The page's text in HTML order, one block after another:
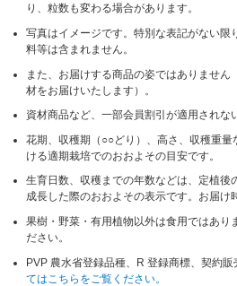
り、粒数も変わる場合があります。
写真はイメージです。特別な表記がない限
料等は含まれません。
また、お届けする商品の姿ではありません
材をお届けいたします）。
資材商品など、一部会員割引が適用されな
花期、収穫期（○○どり）、高さ、収穫重
ける適期栽培でのおおよその目安です。
生育日数、収穫までの年数などは、定植後
成長した際のおおよその表示です。お届け
果樹・野菜・有用植物以外は食用ではあり
ださい。
PVP 農水省登録品種、R 登録商標、契約
てはこちらをご覧ください。